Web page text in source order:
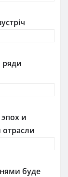
ряди
и
буде